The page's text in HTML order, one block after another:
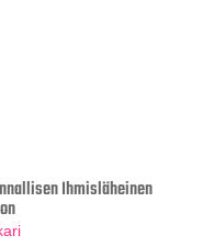
Ihmisläheinen